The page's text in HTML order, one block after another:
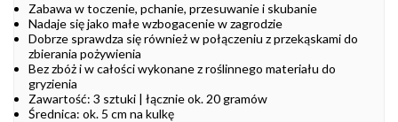
Zabawa w toczenie, pchanie, przesuwanie i skubanie
Nadaje się jako małe wzbogacenie w zagrodzie
Dobrze sprawdza się również w połączeniu z przekąskami do
zbierania pożywienia
Bez zbóż i w całości wykonane z roślinnego materiału do
gryzienia
Zawartość: 3 sztuki | łącznie ok. 20 gramów
Średnica: ok. 5 cm na kulkę